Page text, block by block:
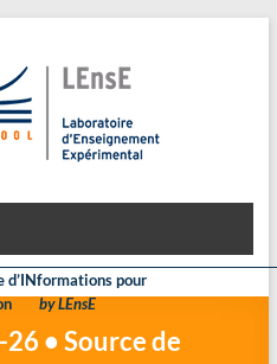
d’INformations pour
by LEnsE
• Source de